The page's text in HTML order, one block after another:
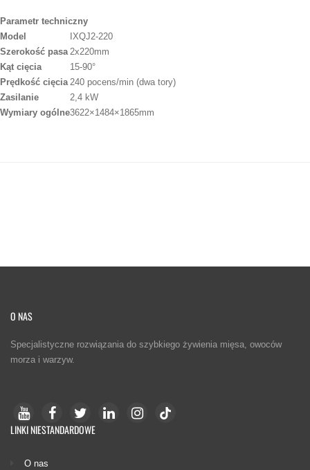
Parametr techniczny
Model
IXQJ2-220
Szerokość pasa 2x220mm
Kąt cięcia
15-90°
Prędkość cięcia 240 pocens/min (dwa tory)
Zasilanie
2,4 kW
Wymiary ogólne3622×1484×1865mm
O NAS
Specjalistyczne rozwiązania do szybkiego żywienia mięsa, owoców
morza i warzyw.
LINKI NIESTANDARDOWE
O nas